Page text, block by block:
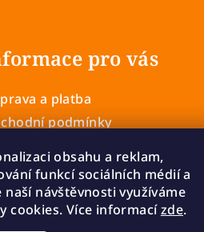
obsahu a reklam,
funkcí sociálních médií a
naší návštěvnosti využíváme
cookies. Více informacízde.
pro vás
a platba
podmínky
a výměna zboží